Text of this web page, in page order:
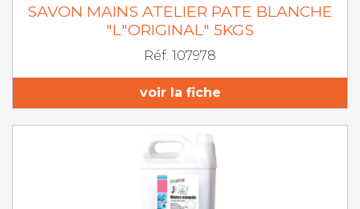
SAVON MAINS ATELIER PATE BLANCHE
"L"ORIGINAL" 5KGS
Réf. 107978
voir la fiche